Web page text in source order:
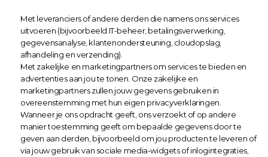
Met leveranciers of andere derden die namens ons services
uitvoeren (bijvoorbeeld IT-beheer, betalingsverwerking,
gegevensanalyse, klantenondersteuning, cloudopslag,
afhandeling en verzending).
Met zakelijke en marketingpartners om services te bieden en
advertenties aan jou te tonen. Onze zakelijke en
marketingpartners zullen jouw gegevens gebruiken in
overeenstemming met hun eigen privacyverklaringen.
Wanneer je ons opdracht geeft, ons verzoekt of op andere
manier toestemming geeft om bepaalde gegevens door te
geven aan derden, bijvoorbeeld om jou producten te leveren of
via jouw gebruik van sociale media-widgets of inlogintegraties,